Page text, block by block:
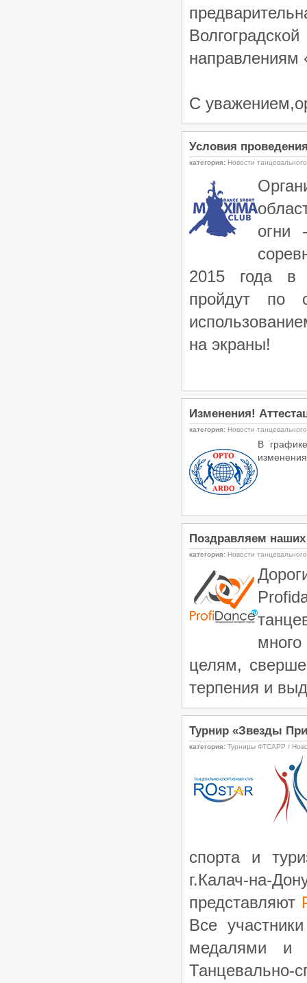
направлениям
С
Условия
категория: Новости
огни
2015 года в
пройдут по
на экраны!
Изменения!
категория: Новости
В
Поздравляем
категория: Новости
целям,
терпения и
Турнир «Звезды
категория: Турниры ФТСАРР /
спорта и
г.Калач-на-
представляют
Все
медалями и
Танцевально-